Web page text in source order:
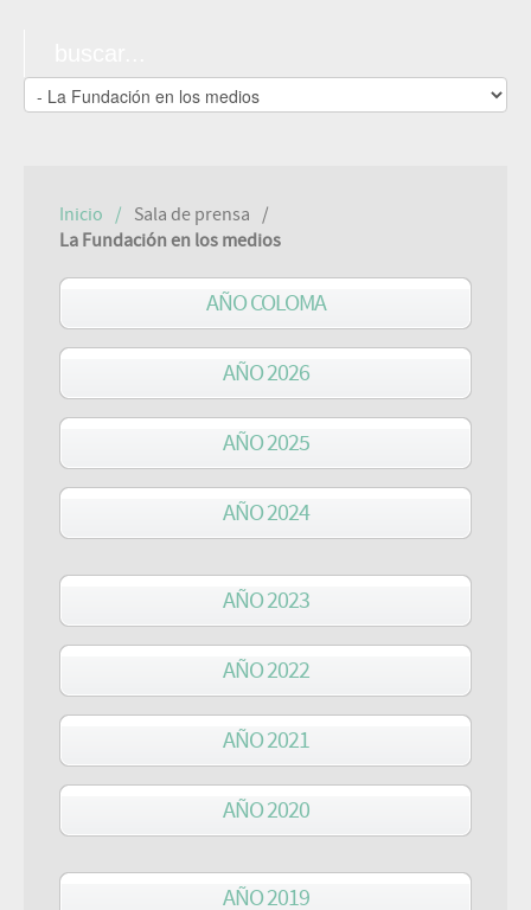
Inicio
Sala de prensa
La Fundación en los medios
AÑO COLOMA
AÑO 2026
AÑO 2025
AÑO 2024
AÑO 2023
AÑO 2022
AÑO 2021
AÑO 2020
AÑO 2019